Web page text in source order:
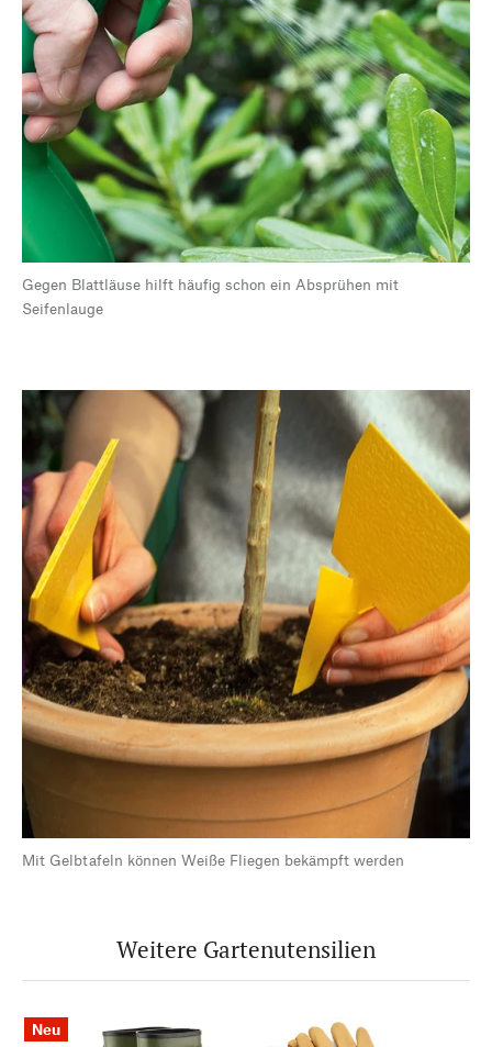
Gegen Blattläuse hilft häufig schon ein Absprühen mit
Seifenlauge
Mit Gelbtafeln können Weiße Fliegen bekämpft werden
Weitere Gartenutensilien
Neu